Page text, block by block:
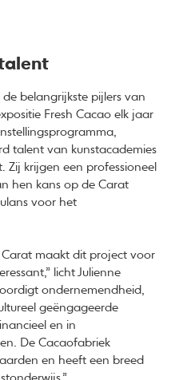
belangrijkste pijlers van
Fresh Cacao elk jaar
talent van kunstacademies
Zij krijgen een professioneel
hen kans op de Carat
voor het
Carat maakt dit project voor
licht Julienne
ondernemendheid,
geëngageerde
en in
De Cacaofabriek
en heeft een breed